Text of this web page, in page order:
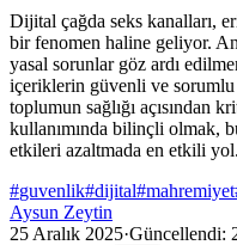
Dijital çağda seks kanalları,
bir fenomen haline geliyor.
yasal sorunlar göz ardı
içeriklerin güvenli ve
toplumun sağlığı açısından
kullanımında bilinçli olmak,
etkileri azaltmada en etkili yol.
#guvenlik#dijital#mahremiyet
Aysun Zeytin
25 Aralık 2025·Güncellendi: